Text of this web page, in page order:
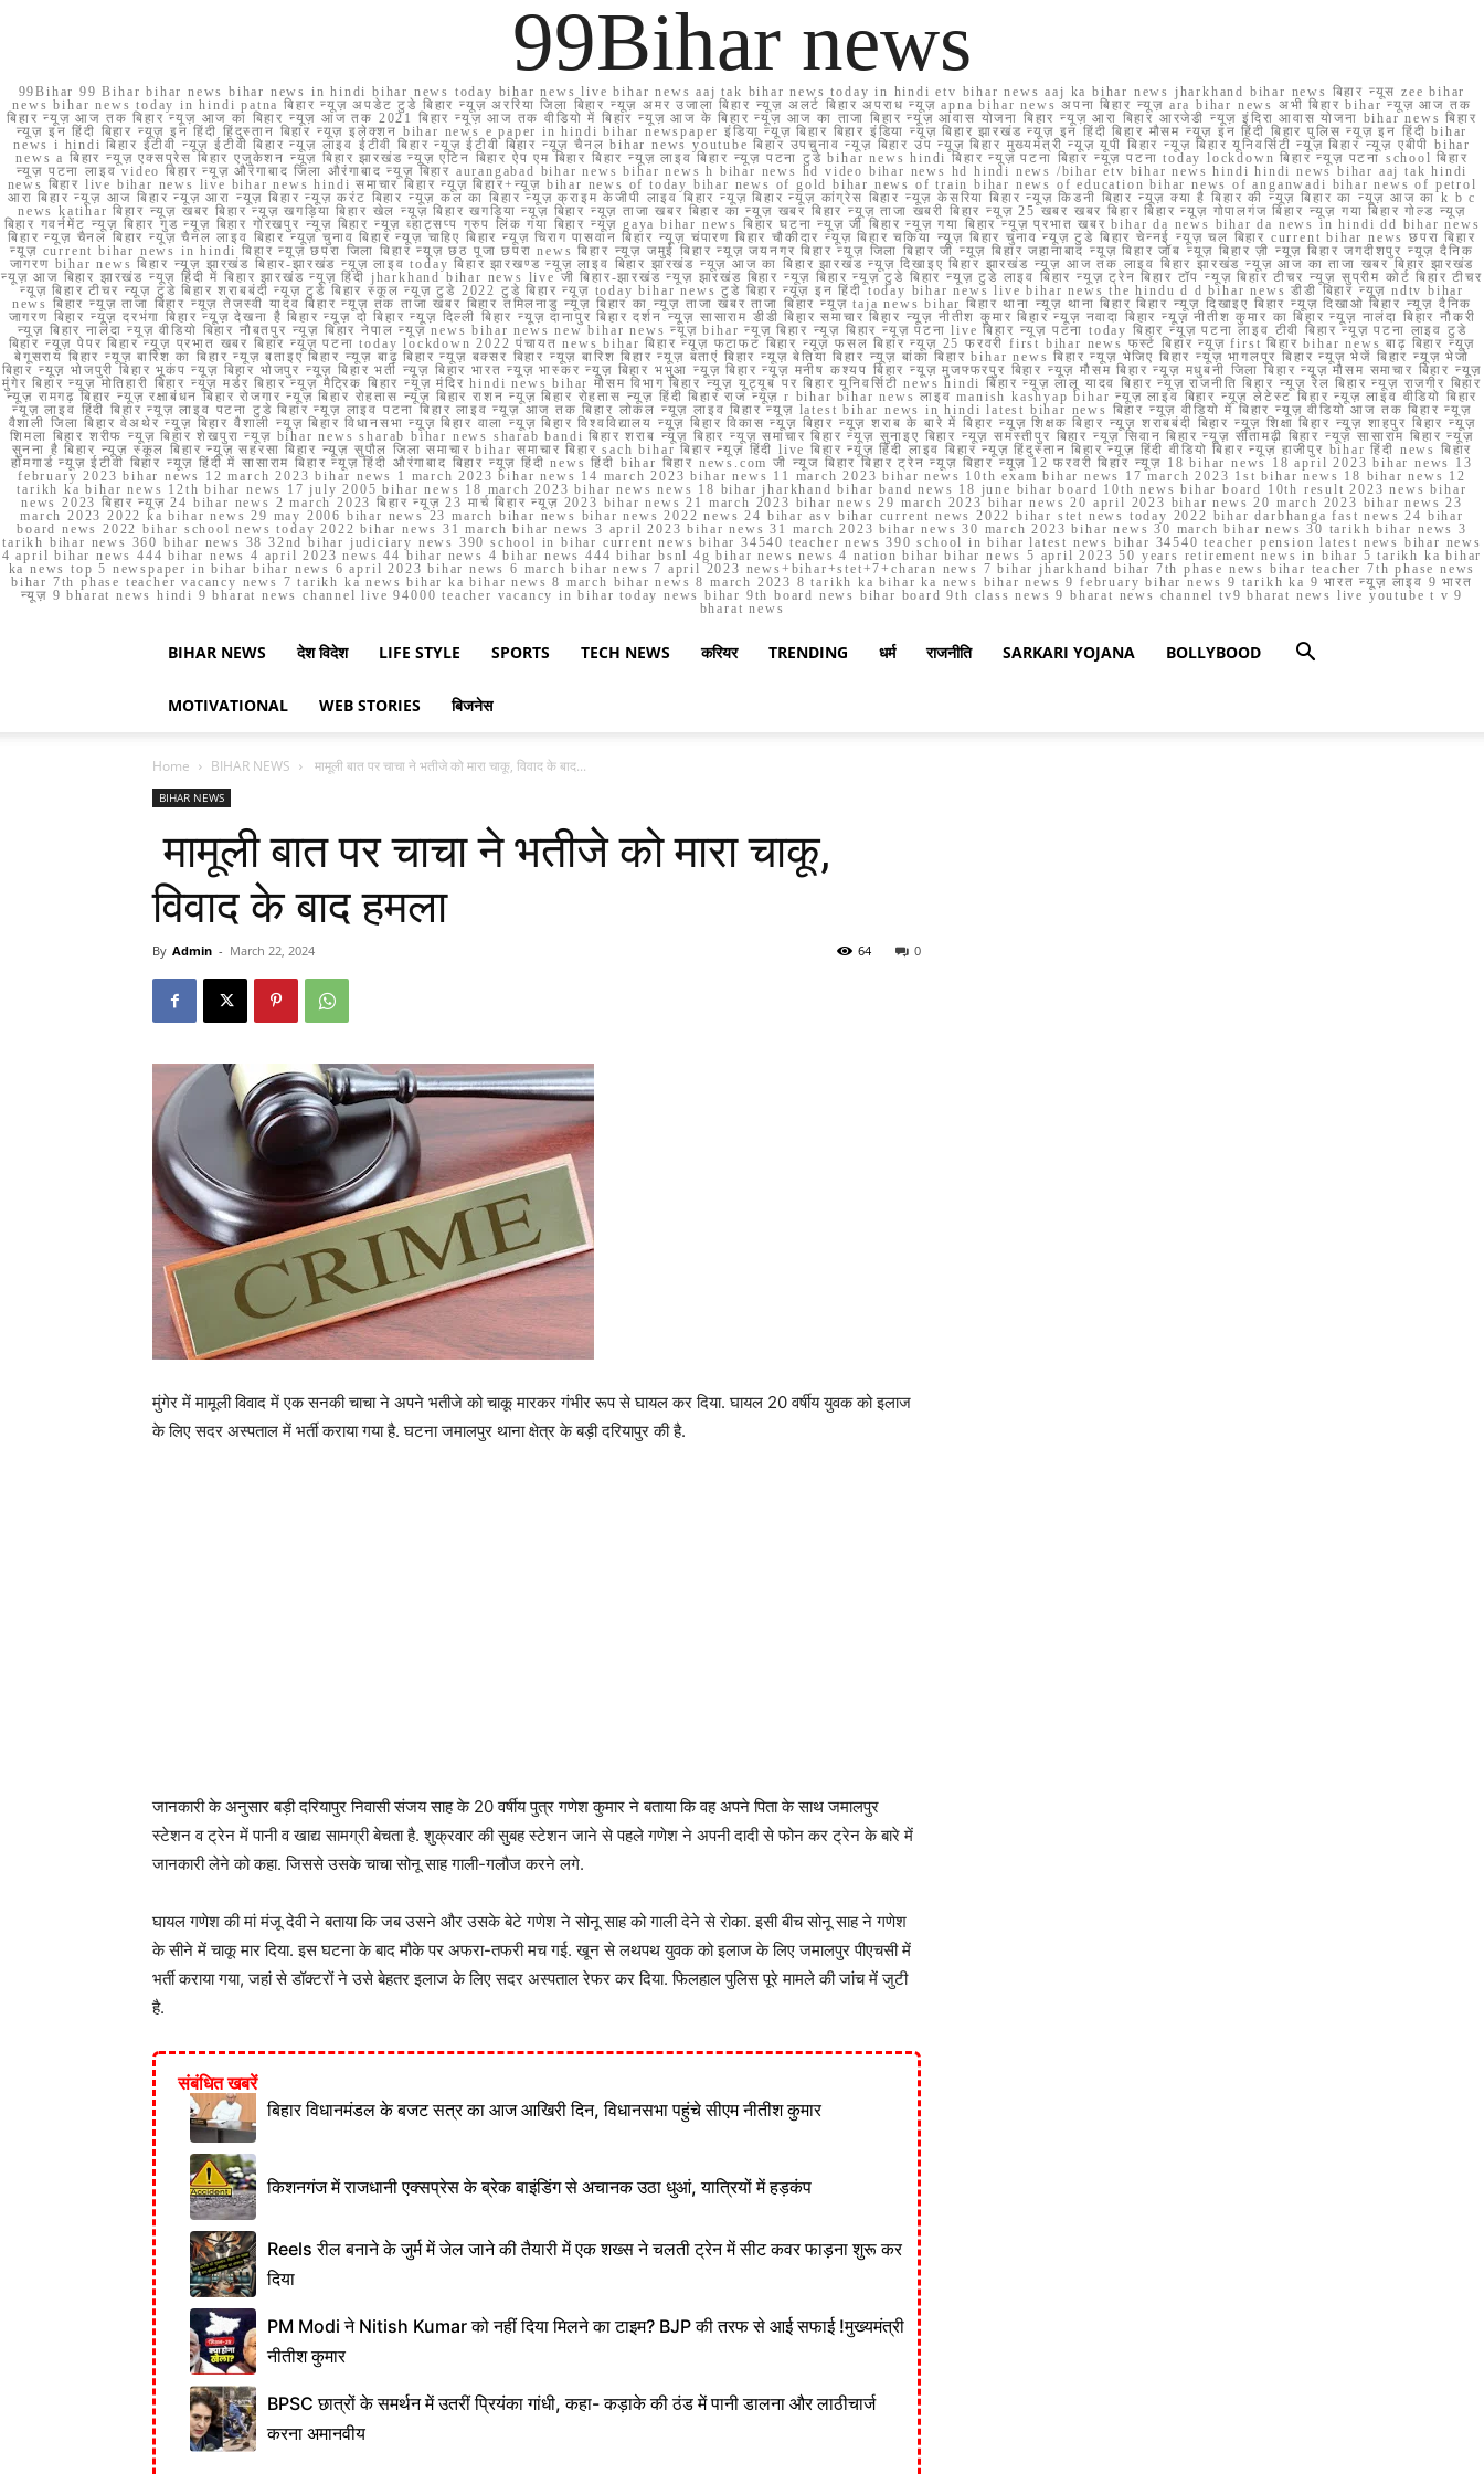
99Bihar news
99Bihar 99 Bihar bihar news bihar news in hindi bihar news today bihar news live bihar news aaj tak bihar news today in hindi etv bihar news aaj ka bihar news jharkhand bihar news बिहार न्यूस zee bihar
news bihar news today in hindi patna बिहार न्यूज़ अपडेट टुडे बिहार न्यूज़ अररिया जिला बिहार न्यूज़ अमर उजाला बिहार न्यूज़ अलर्ट बिहार अपराध न्यूज़ apna bihar news अपना बिहार न्यूज़ ara bihar news अभी बिहार bihar न्यूज़ आज तक
बिहार न्यूज़ आज तक बिहार न्यूज़ आज का बिहार न्यूज़ आज तक 2021 बिहार न्यूज़ आज तक वीडियो में बिहार न्यूज़ आज के बिहार न्यूज़ आज का ताजा बिहार न्यूज़ आवास योजना बिहार न्यूज़ आरा बिहार आरजेडी न्यूज़ इंदिरा आवास योजना bihar news बिहार
न्यूज़ इन हिंदी बिहार न्यूज़ इन हिंदी हिंदुस्तान बिहार न्यूज़ इलेक्शन bihar news e paper in hindi bihar newspaper इंडिया न्यूज़ बिहार बिहार इंडिया न्यूज़ बिहार झारखंड न्यूज़ इन हिंदी बिहार मौसम न्यूज़ इन हिंदी बिहार पुलिस न्यूज़ इन हिंदी bihar
news i hindi बिहार ईटीवी न्यूज़ ईटीवी बिहार न्यूज़ लाइव ईटीवी बिहार न्यूज़ ईटीवी बिहार न्यूज़ चैनल bihar news youtube बिहार उपचुनाव न्यूज़ बिहार उप न्यूज़ बिहार मुख्यमंत्री न्यूज़ यूपी बिहार न्यूज़ बिहार यूनिवर्सिटी न्यूज़ बिहार न्यूज़ एबीपी bihar
news a बिहार न्यूज़ एक्सप्रेस बिहार एजुकेशन न्यूज़ बिहार झारखंड न्यूज़ एटिन बिहार ऐप एम बिहार बिहार न्यूज़ लाइव बिहार न्यूज़ पटना टुडे bihar news hindi बिहार न्यूज़ पटना बिहार न्यूज़ पटना today lockdown बिहार न्यूज़ पटना school बिहार
न्यूज़ पटना लाइव video बिहार न्यूज़ औरंगाबाद जिला औरंगाबाद न्यूज़ बिहार aurangabad bihar news bihar news h bihar news hd video bihar news hd hindi news /bihar etv bihar news hindi hindi news bihar aaj tak hindi
news बिहार live bihar news live bihar news hindi समाचार बिहार न्यूज़ बिहार+न्यूज़ bihar news of today bihar news of gold bihar news of train bihar news of education bihar news of anganwadi bihar news of petrol
आरा बिहार न्यूज़ आज बिहार न्यूज़ आरा न्यूज़ बिहार न्यूज़ करंट बिहार न्यूज़ कल का बिहार न्यूज़ क्राइम केजीपी लाइव बिहार न्यूज़ बिहार न्यूज़ कांग्रेस बिहार न्यूज़ केसरिया बिहार न्यूज़ किडनी बिहार न्यूज़ क्या है बिहार की न्यूज़ बिहार का न्यूज़ आज का k b c
news katihar बिहार न्यूज़ खबर बिहार न्यूज़ खगड़िया बिहार खेल न्यूज़ बिहार खगड़िया न्यूज़ बिहार न्यूज़ ताजा खबर बिहार का न्यूज़ खबर बिहार न्यूज़ ताजा खबरी बिहार न्यूज़ 25 खबर खबर बिहार बिहार न्यूज़ गोपालगंज बिहार न्यूज़ गया बिहार गोल्ड न्यूज़
बिहार गवर्नमेंट न्यूज़ बिहार गुड न्यूज़ बिहार गोरखपुर न्यूज़ बिहार न्यूज़ व्हाट्सप्प ग्रुप लिंक गया बिहार न्यूज़ gaya bihar news बिहार घटना न्यूज़ जी बिहार न्यूज़ गया बिहार न्यूज़ प्रभात खबर bihar da news bihar da news in hindi dd bihar news
बिहार न्यूज़ चैनल बिहार न्यूज़ चैनल लाइव बिहार न्यूज़ चुनाव बिहार न्यूज़ चाहिए बिहार न्यूज़ चिराग पासवान बिहार न्यूज़ चंपारण बिहार चौकीदार न्यूज़ बिहार चकिया न्यूज़ बिहार चुनाव न्यूज़ टुडे बिहार चेन्नई न्यूज़ चल बिहार current bihar news छपरा बिहार
न्यूज़ current bihar news in hindi बिहार न्यूज़ छपरा जिला बिहार न्यूज़ छठ पूजा छपरा news बिहार न्यूज़ जमुई बिहार न्यूज़ जयनगर बिहार न्यूज़ जिला बिहार जी न्यूज़ बिहार जहानाबाद न्यूज़ बिहार जॉब न्यूज़ बिहार ज़ी न्यूज़ बिहार जगदीशपुर न्यूज़ दैनिक
जागरण bihar news बिहार न्यूज़ झारखंड बिहार-झारखंड न्यूज़ लाइव today बिहार झारखण्ड न्यूज़ लाइव बिहार झारखंड न्यूज़ आज का बिहार झारखंड न्यूज़ दिखाइए बिहार झारखंड न्यूज़ आज तक लाइव बिहार झारखंड न्यूज़ आज का ताजा खबर बिहार झारखंड
न्यूज़ आज बिहार झारखंड न्यूज़ हिंदी में बिहार झारखंड न्यूज़ हिंदी jharkhand bihar news live जी बिहार-झारखंड न्यूज़ झारखंड बिहार न्यूज़ बिहार न्यूज़ टुडे बिहार न्यूज़ टुडे लाइव बिहार न्यूज़ ट्रेन बिहार टॉप न्यूज़ बिहार टीचर न्यूज़ सुप्रीम कोर्ट बिहार टीचर
न्यूज़ बिहार टीचर न्यूज़ टुडे बिहार शराबबंदी न्यूज़ टुडे बिहार स्कूल न्यूज़ टुडे 2022 टुडे बिहार न्यूज़ today bihar news टुडे बिहार न्यूज़ इन हिंदी today bihar news live bihar news the hindu d d bihar news डीडी बिहार न्यूज़ ndtv bihar
news बिहार न्यूज़ ताजा बिहार न्यूज़ तेजस्वी यादव बिहार न्यूज़ तक ताजा खबर बिहार तमिलनाडु न्यूज़ बिहार का न्यूज़ ताजा खबर ताजा बिहार न्यूज़ taja news bihar बिहार थाना न्यूज़ थाना बिहार बिहार न्यूज़ दिखाइए बिहार न्यूज़ दिखाओ बिहार न्यूज़ दैनिक
जागरण बिहार न्यूज़ दरभंगा बिहार न्यूज़ देखना है बिहार न्यूज़ दो बिहार न्यूज़ दिल्ली बिहार न्यूज़ दानापुर बिहार दर्शन न्यूज़ सासाराम डीडी बिहार समाचार बिहार न्यूज़ नीतीश कुमार बिहार न्यूज़ नवादा बिहार न्यूज़ नीतीश कुमार का बिहार न्यूज़ नालंदा बिहार नौकरी
न्यूज़ बिहार नालंदा न्यूज़ वीडियो बिहार नौबतपुर न्यूज़ बिहार नेपाल न्यूज़ news bihar news new bihar news न्यूज़ bihar न्यूज़ बिहार न्यूज़ बिहार न्यूज़ पटना live बिहार न्यूज़ पटना today बिहार न्यूज़ पटना लाइव टीवी बिहार न्यूज़ पटना लाइव टुडे
बिहार न्यूज़ पेपर बिहार न्यूज़ प्रभात खबर बिहार न्यूज़ पटना today lockdown 2022 पंचायत news bihar बिहार न्यूज़ फटाफट बिहार न्यूज़ फसल बिहार न्यूज़ 25 फरवरी first bihar news फर्स्ट बिहार न्यूज़ first बिहार bihar news बाढ़ बिहार न्यूज़
बेगूसराय बिहार न्यूज़ बारिश का बिहार न्यूज़ बताइए बिहार न्यूज़ बाढ़ बिहार न्यूज़ बक्सर बिहार न्यूज़ बारिश बिहार न्यूज़ बताएं बिहार न्यूज़ बेतिया बिहार न्यूज़ बांका बिहार bihar news बिहार न्यूज़ भेजिए बिहार न्यूज़ भागलपुर बिहार न्यूज़ भेजें बिहार न्यूज़ भेजो
बिहार न्यूज़ भोजपुरी बिहार भूकंप न्यूज़ बिहार भोजपुर न्यूज़ बिहार भर्ती न्यूज़ बिहार भारत न्यूज़ भास्कर न्यूज़ बिहार भभुआ न्यूज़ बिहार न्यूज़ मनीष कश्यप बिहार न्यूज़ मुजफ्फरपुर बिहार न्यूज़ मौसम बिहार न्यूज़ मधुबनी जिला बिहार न्यूज़ मौसम समाचार बिहार न्यूज़
मुंगेर बिहार न्यूज़ मोतिहारी बिहार न्यूज़ मर्डर बिहार न्यूज़ मैट्रिक बिहार न्यूज़ मंदिर hindi news bihar मौसम विभाग बिहार न्यूज़ यूट्यूब पर बिहार यूनिवर्सिटी news hindi बिहार न्यूज़ लालू यादव बिहार न्यूज़ राजनीति बिहार न्यूज़ रेल बिहार न्यूज़ राजगीर बिहार
न्यूज़ रामगढ़ बिहार न्यूज़ रक्षाबंधन बिहार रोजगार न्यूज़ बिहार रोहतास न्यूज़ बिहार राशन न्यूज़ बिहार रोहतास न्यूज़ हिंदी बिहार राज न्यूज़ r bihar bihar news लाइव manish kashyap bihar न्यूज़ लाइव बिहार न्यूज़ लेटेस्ट बिहार न्यूज़ लाइव वीडियो बिहार
न्यूज़ लाइव हिंदी बिहार न्यूज़ लाइव पटना टुडे बिहार न्यूज़ लाइव पटना बिहार लाइव न्यूज़ आज तक बिहार लोकल न्यूज़ लाइव बिहार न्यूज़ latest bihar news in hindi latest bihar news बिहार न्यूज़ वीडियो में बिहार न्यूज़ वीडियो आज तक बिहार न्यूज़
वैशाली जिला बिहार वेअथेर न्यूज़ बिहार वैशाली न्यूज़ बिहार विधानसभा न्यूज़ बिहार वाला न्यूज़ बिहार विश्वविद्यालय न्यूज़ बिहार विकास न्यूज़ बिहार न्यूज़ शराब के बारे में बिहार न्यूज़ शिक्षक बिहार न्यूज़ शराबबंदी बिहार न्यूज़ शिक्षा बिहार न्यूज़ शाहपुर बिहार न्यूज़
शिमला बिहार शरीफ न्यूज़ बिहार शेखपुरा न्यूज़ bihar news sharab bihar news sharab bandi बिहार शराब न्यूज़ बिहार न्यूज़ समाचार बिहार न्यूज़ सुनाइए बिहार न्यूज़ समस्तीपुर बिहार न्यूज़ सिवान बिहार न्यूज़ सीतामढ़ी बिहार न्यूज़ सासाराम बिहार न्यूज़
सुनना है बिहार न्यूज़ स्कूल बिहार न्यूज़ सहरसा बिहार न्यूज़ सुपौल जिला समाचार bihar समाचार बिहार sach bihar बिहार न्यूज़ हिंदी live बिहार न्यूज़ हिंदी लाइव बिहार न्यूज़ हिंदुस्तान बिहार न्यूज़ हिंदी वीडियो बिहार न्यूज़ हाजीपुर bihar हिंदी news बिहार
होमगार्ड न्यूज़ ईटीवी बिहार न्यूज़ हिंदी में सासाराम बिहार न्यूज़ हिंदी औरंगाबाद बिहार न्यूज़ हिंदी news हिंदी bihar बिहार news.com जी न्यूज बिहार बिहार ट्रेन न्यूज़ बिहार न्यूज़ 12 फरवरी बिहार न्यूज़ 18 bihar news 18 april 2023 bihar news 13
february 2023 bihar news 12 march 2023 bihar news 1 march 2023 bihar news 14 march 2023 bihar news 11 march 2023 bihar news 10th exam bihar news 17 march 2023 1st bihar news 18 bihar news 12
tarikh ka bihar news 12th bihar news 17 july 2005 bihar news 18 march 2023 bihar news news 18 bihar jharkhand bihar band news 18 june bihar board 10th news bihar board 10th result 2023 news bihar
news 2023 बिहार न्यूज़ 24 bihar news 2 march 2023 बिहार न्यूज़ 23 मार्च बिहार न्यूज़ 2023 bihar news 21 march 2023 bihar news 29 march 2023 bihar news 20 april 2023 bihar news 20 march 2023 bihar news 23
march 2023 2022 ka bihar news 29 may 2006 bihar news 23 march bihar news bihar news 2022 news 24 bihar asv bihar current news 2022 bihar stet news today 2022 bihar darbhanga fast news 24 bihar
board news 2022 bihar school news today 2022 bihar news 31 march bihar news 3 april 2023 bihar news 31 march 2023 bihar news 30 march 2023 bihar news 30 march bihar news 30 tarikh bihar news 3
tarikh bihar news 360 bihar news 38 32nd bihar judiciary news 390 school in bihar current news bihar 34540 teacher news 390 school in bihar latest news bihar 34540 teacher pension latest news bihar news
4 april bihar news 444 bihar news 4 april 2023 news 44 bihar news 4 bihar news 444 bihar bsnl 4g bihar news news 4 nation bihar bihar news 5 april 2023 50 years retirement news in bihar 5 tarikh ka bihar
ka news top 5 newspaper in bihar bihar news 6 april 2023 bihar news 6 march bihar news 7 april 2023 news+bihar+stet+7+charan news 7 bihar jharkhand bihar 7th phase news bihar teacher 7th phase news
bihar 7th phase teacher vacancy news 7 tarikh ka news bihar ka bihar news 8 march bihar news 8 march 2023 8 tarikh ka bihar ka news bihar news 9 february bihar news 9 tarikh ka 9 भारत न्यूज़ लाइव 9 भारत
न्यूज़ 9 bharat news hindi 9 bharat news channel live 94000 teacher vacancy in bihar today news bihar 9th board news bihar board 9th class news 9 bharat news channel tv9 bharat news live youtube t v 9
bharat news
BIHAR NEWS देश विदेश LIFE STYLE SPORTS TECH NEWS करियर TRENDING धर्म राजनीति SARKARI YOJANA BOLLYBOOD
MOTIVATIONAL WEB STORIES बिजनेस
Home BIHAR NEWS मामूली बात पर चाचा ने भतीजे को मारा चाकू, विवाद के बाद...
BIHAR NEWS
मामूली बात पर चाचा ने भतीजे को मारा चाकू,
विवाद के बाद हमला
By Admin - March 22, 2024 0
64
मुंगेर में मामूली विवाद में एक सनकी चाचा ने अपने भतीजे को चाकू मारकर गंभीर रूप से घायल कर दिया. घायल 20 वर्षीय युवक को इलाज
के लिए सदर अस्पताल में भर्ती कराया गया है. घटना जमालपुर थाना क्षेत्र के बड़ी दरियापुर की है.
जानकारी के अनुसार बड़ी दरियापुर निवासी संजय साह के 20 वर्षीय पुत्र गणेश कुमार ने बताया कि वह अपने पिता के साथ जमालपुर
स्टेशन व ट्रेन में पानी व खाद्य सामग्री बेचता है. शुक्रवार की सुबह स्टेशन जाने से पहले गणेश ने अपनी दादी से फोन कर ट्रेन के बारे में
जानकारी लेने को कहा. जिससे उसके चाचा सोनू साह गाली-गलौज करने लगे.
घायल गणेश की मां मंजू देवी ने बताया कि जब उसने और उसके बेटे गणेश ने सोनू साह को गाली देने से रोका. इसी बीच सोनू साह ने गणेश
के सीने में चाकू मार दिया. इस घटना के बाद मौके पर अफरा-तफरी मच गई. खून से लथपथ युवक को इलाज के लिए जमालपुर पीएचसी में
भर्ती कराया गया, जहां से डॉक्टरों ने उसे बेहतर इलाज के लिए सदर अस्पताल रेफर कर दिया. फिलहाल पुलिस पूरे मामले की जांच में जुटी
है.
संबंधित खबरें
बिहार विधानमंडल के बजट सत्र का आज आखिरी दिन, विधानसभा पहुंचे सीएम नीतीश कुमार
किशनगंज में राजधानी एक्सप्रेस के ब्रेक बाइंडिंग से अचानक उठा धुआं, यात्रियों में हड़कंप
Reels रील बनाने के जुर्म में जेल जाने की तैयारी में एक शख्स ने चलती ट्रेन में सीट कवर फाड़ना शुरू कर
दिया
PM Modi ने Nitish Kumar को नहीं दिया मिलने का टाइम? BJP की तरफ से आई सफाई !मुख्यमंत्री
नीतीश कुमार
BPSC छात्रों के समर्थन में उतरीं प्रियंका गांधी, कहा- कड़ाके की ठंड में पानी डालना और लाठीचार्ज
करना अमानवीय